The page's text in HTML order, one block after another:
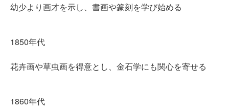
幼少より画才を示し、書画や篆刻を学び始める
1850年代
花卉画や草虫画を得意とし、金石学にも関心を寄せる
1860年代